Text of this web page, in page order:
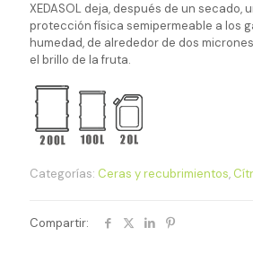
XEDASOL deja, después de un secado,
protección física semipermeable a los
humedad, de alrededor de dos
el brillo de la fruta.
Categorías: Ceras y recubrimientos,
Compartir: